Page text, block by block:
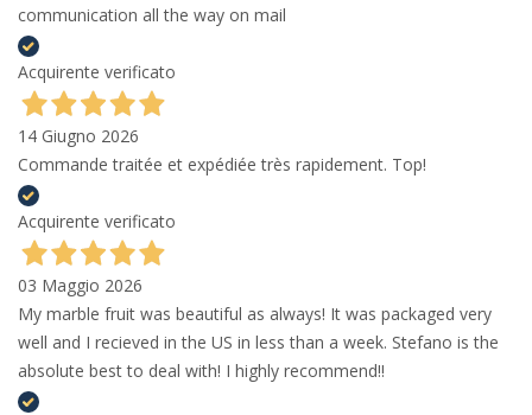
communication all the way on mail
Acquirente verificato
14 Giugno 2026
Commande traitée et expédiée très rapidement. Top!
Acquirente verificato
03 Maggio 2026
My marble fruit was beautiful as always! It was packaged very
well and I recieved in the US in less than a week. Stefano is the
absolute best to deal with! I highly recommend!!